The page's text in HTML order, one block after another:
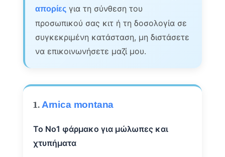
απορίες για τη σύνθεση του
προσωπικού σας κιτ ή τη δοσολογία σε
συγκεκριμένη κατάσταση, μη διστάσετε
να επικοινωνήσετε μαζί μου.
1.Arnica montana
Το Νο1 φάρμακο για μώλωπες και
χτυπήματα